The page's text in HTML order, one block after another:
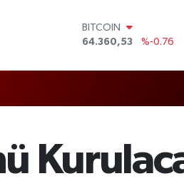
BITCOIN
64.360,53
%-0.76
47,7069
%0.17
6618.49
%2.12
BİST100